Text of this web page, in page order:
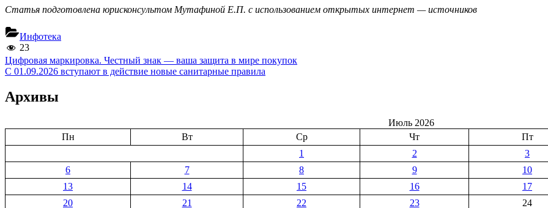
Статья подготовлена юрисконсультом Мутафиной Е.П. с использованием открытых интернет — источников
Инфотека
23
Навигация
по
записям
Previous
Post:
Цифровая маркировка. Честный знак — ваша защита в мире покупок
Next
С 01.09.2026 вступают в действие новые санитарные правила
Архивы
Июль 2026
Пн
Вт Ср Чт Пт
1
2 3
6
7 8 9 10
13
14 15 16 17
20
21 22 23 24